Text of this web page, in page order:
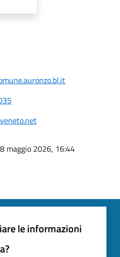
maggio 2026, 16:44
le informazioni